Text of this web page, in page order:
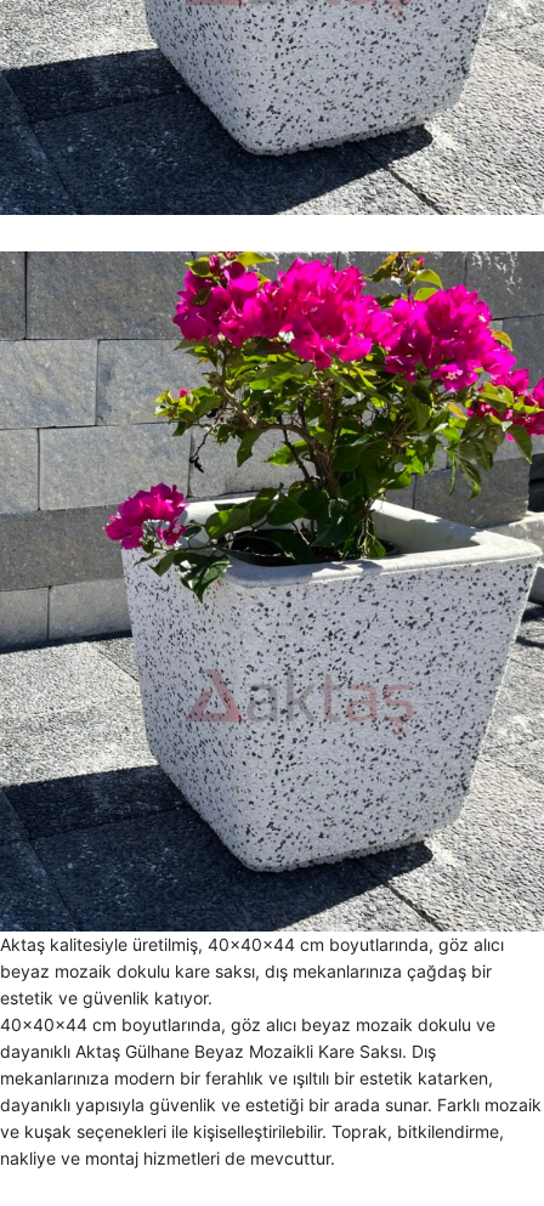
Aktaş kalitesiyle üretilmiş, 40x40x44 cm boyutlarında, göz alıcı
beyaz mozaik dokulu kare saksı, dış mekanlarınıza çağdaş bir
estetik ve güvenlik katıyor.
40x40x44 cm boyutlarında, göz alıcı beyaz mozaik dokulu ve
dayanıklı Aktaş Gülhane Beyaz Mozaikli Kare Saksı. Dış
mekanlarınıza modern bir ferahlık ve ışıltılı bir estetik katarken,
dayanıklı yapısıyla güvenlik ve estetiği bir arada sunar. Farklı mozaik
ve kuşak seçenekleri ile kişiselleştirilebilir. Toprak, bitkilendirme,
nakliye ve montaj hizmetleri de mevcuttur.